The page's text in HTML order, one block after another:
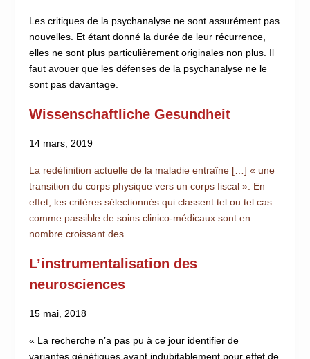
Les critiques de la psychanalyse ne sont assurément pas
nouvelles. Et étant donné la durée de leur récurrence,
elles ne sont plus particulièrement originales non plus. Il
faut avouer que les défenses de la psychanalyse ne le
sont pas davantage.
Wissenschaftliche Gesundheit
14 mars, 2019
La redéfinition actuelle de la maladie entraîne […] « une
transition du corps physique vers un corps fiscal ». En
effet, les critères sélectionnés qui classent tel ou tel cas
comme passible de soins clinico-médicaux sont en
nombre croissant des…
L’instrumentalisation des
neurosciences
15 mai, 2018
« La recherche n’a pas pu à ce jour identifier de
variantes génétiques ayant indubitablement pour effet de